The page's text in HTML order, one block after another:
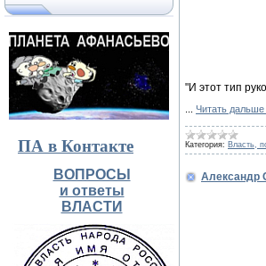
ПА в Контакте
ВОПРОСЫ
и ответы
ВЛАСТИ
"И этот тип
Читать дальше
Категория: Власть,
Александр